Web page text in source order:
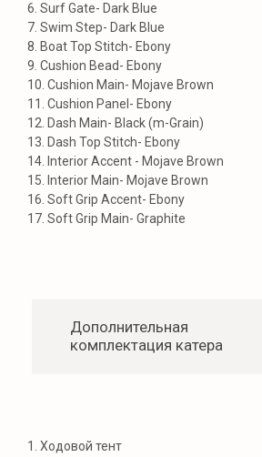
Двигатель
Максимальная мощность
Год
Максимальная осадка
6. Surf Gate- Dark Blue
7. Swim Step- Dark Blue
8. Boat Top Stitch- Ebony
9. Cushion Bead- Ebony
10. Cushion Main- Mojave Brown
11. Cushion Panel- Ebony
12. Dash Main- Black (m-Grain)
13. Dash Top Stitch- Ebony
14. Interior Accent - Mojave Brown
15. Interior Main- Mojave Brown
16. Soft Grip Accent- Ebony
17. Soft Grip Main- Graphite
1. Ходовой тент